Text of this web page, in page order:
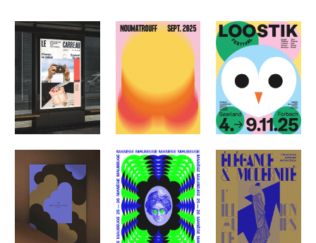
LE CARREAU 25-26
CARTE DE VOEUX
MANEGE
LOOSTIK FESTIVAL
EXPOSITION ART